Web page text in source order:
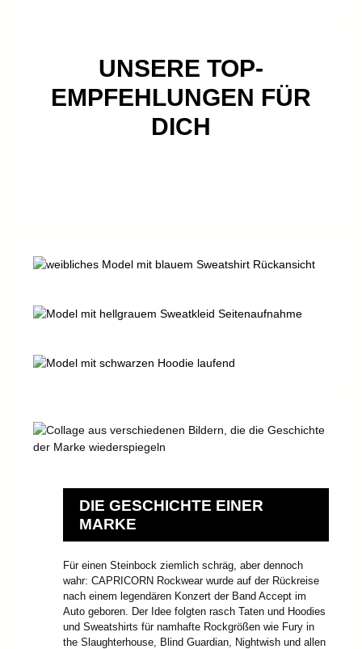
UNSERE TOP-
EMPFEHLUNGEN FÜR
DICH
DIE GESCHICHTE EINER
MARKE
Für einen Steinbock ziemlich schräg, aber dennoch
wahr: CAPRICORN Rockwear wurde auf der Rückreise
nach einem legendären Konzert der Band Accept im
Auto geboren. Der Idee folgten rasch Taten und Hoodies
und Sweatshirts für namhafte Rockgrößen wie Fury in
the Slaughterhouse, Blind Guardian, Nightwish und allen